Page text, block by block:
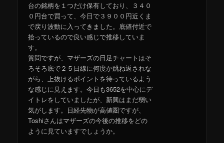
台の銘柄を１つだけ保有しており、３４０
０円台で買って、今日で３９００円近くま
で戻り波動に入ってきました。底値付近で
拾っているので良い感じで推移していま
す。
質問ですが、マザーズの日足チャートはそ
ろそろ底で２５日線に何度か跳ね返されな
がら、上抜けるポイントを待っているよう
な感じに見えます。今日も3652を中心にデ
イトレをしていましたが、新興はまだ弱い
気がします。日経先物が高値圏ですが、
Toshiさんはマザーズの今後の推移をどの
ように見ていますでしょうか。